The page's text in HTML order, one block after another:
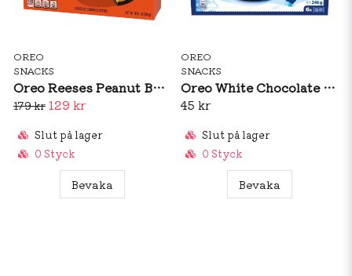
OREO
SNACKS
Oreo Reeses Peanut Buttery Creme Chocolate Sandwich Cookies 306g
179 kr 129 kr
Slut på lager
0 Styck
Bevaka
OREO
SNACKS
Oreo White Chocolate Enrobed 246g
45 kr
Slut på lager
0 Styck
Bevaka